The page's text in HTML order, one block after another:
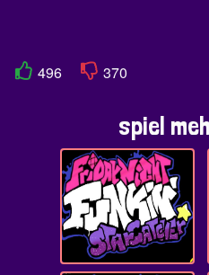
496 370
spiel